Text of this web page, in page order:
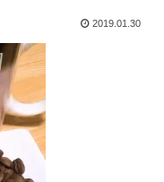
2019.01.30